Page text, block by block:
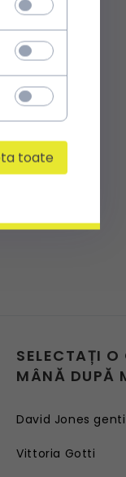
SELECTAȚI O
MÂNĂ DUPĂ
David Jones genti
Vittoria Gotti
toate